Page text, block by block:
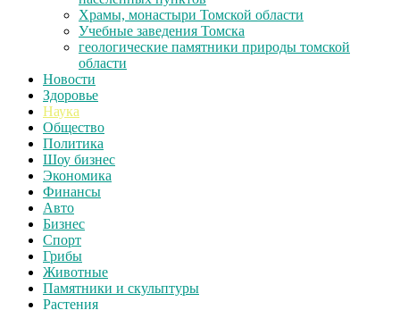
Храмы, монастыри Томской области
Учебные заведения Томска
геологические памятники природы томской
области
Новости
Здоровье
Наука
Общество
Политика
Шоу бизнес
Экономика
Финансы
Авто
Бизнес
Спорт
Грибы
Животные
Памятники и скульптуры
Растения